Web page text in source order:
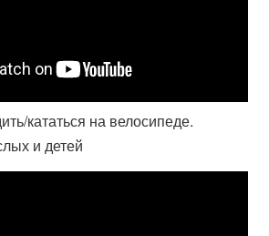
кататься на велосипеде.
и детей